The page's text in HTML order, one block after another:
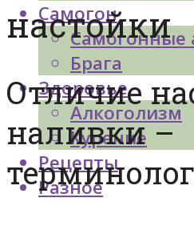
Самогон
Самогонные
Брага
Здоровье
Алкоголизм
Курение
Рецепты
Разное
настойки
Отличие
наливки –